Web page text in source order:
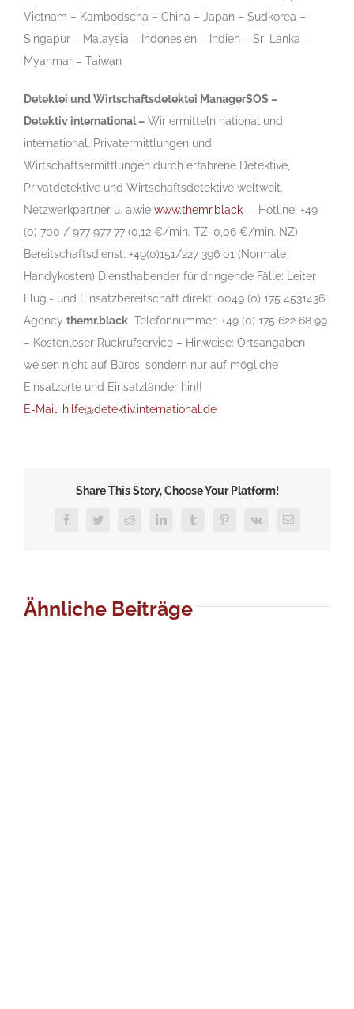
Vietnam – Kambodscha – China – Japan – Südkorea –
Singapur – Malaysia – Indonesien – Indien – Sri Lanka –
Myanmar – Taiwan
Detektei und Wirtschaftsdetektei ManagerSOS –
Detektiv international – Wir ermitteln national und
international. Privatermittlungen und
Wirtschaftsermittlungen durch erfahrene Detektive,
Privatdetektive und Wirtschaftsdetektive weltweit.
Netzwerkpartner u. a.wie www.themr.black – Hotline: +49
(0) 700 / 977 977 77 (0,12 €/min. TZ| 0,06 €/min. NZ)
Bereitschaftsdienst: +49(0)151/227 396 01 (Normale
Handykosten) Diensthabender für dringende Fälle: Leiter
Flug.- und Einsatzbereitschaft direkt: 0049 (0) 175 4531436.
Agency themr.black Telefonnummer: +49 (0) 175 622 68 99
– Kostenloser Rückrufservice – Hinweise: Ortsangaben
weisen nicht auf Büros, sondern nur auf mögliche
Einsatzorte und Einsatzländer hin!!
E-Mail: hilfe@detektiv.international.de
Share This Story, Choose Your Platform!
FacebookTwitterReddit LinkedInTumblrPinterest
Vk
E-
Ähnliche Beiträge